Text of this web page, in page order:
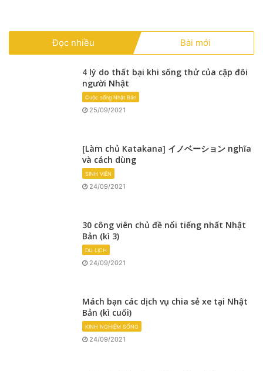
Đọc nhiều Bài mới
4 lý do thất bại khi sống thử của cặp đôi
người Nhật
Cuộc sống Nhật Bản
25/09/2021
[Làm chủ Katakana] イノベーション nghĩa
và cách dùng
SINH VIÊN
24/09/2021
30 công viên chủ đề nổi tiếng nhất Nhật
Bản (kì 3)
DU LỊCH
24/09/2021
Mách bạn các dịch vụ chia sẻ xe tại Nhật
Bản (kì cuối)
KINH NGHIỆM SỐNG
24/09/2021